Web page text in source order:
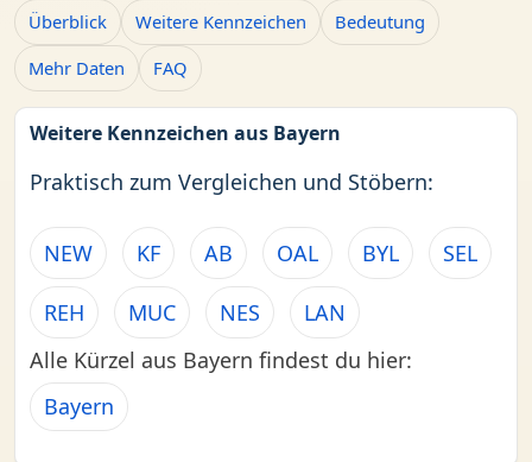
Überblick Weitere Kennzeichen
Bedeutung
Mehr Daten
FAQ
Weitere Kennzeichen aus Bayern
Praktisch zum Vergleichen und Stöbern:
NEW KF AB OAL BYL SEL
REH MUC NES
LAN
Alle Kürzel aus Bayern findest du hier:
Bayern